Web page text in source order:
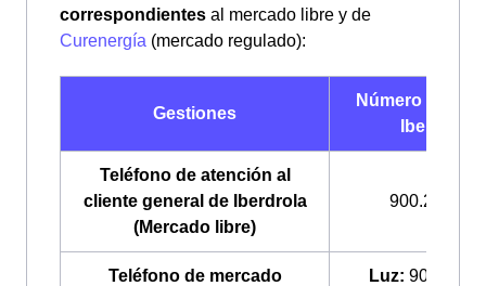
correspondientes al mercado libre y de
Curenergía (mercado regulado):
Gestiones
Número de
Iberdrola
Teléfono de atención al
cliente general de Iberdrola
(Mercado libre)
900.225.235
Teléfono de mercado
Luz: